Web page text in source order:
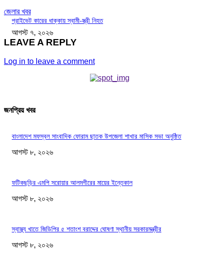
জেলার খবর
প্রাইভেট কারের ধাক্কায় স্বামী-স্ত্রী নিহত
আগস্ট ৭, ২০২৬
LEAVE A REPLY
Log in to leave a comment
জনপ্রিয় খবর
বাংলাদেশ মফস্বল সাংবাদিক ফোরাম ছাতক উপজেলা শাখার মাসিক সভা অনুষ্ঠিত
আগস্ট ৮, ২০২৬
ফটিকছড়ির এমপি সরোয়ার আলমগীরের মায়ের ইন্তেকাল
আগস্ট ৮, ২০২৬
স্বাস্থ্য খাতে জিডিপির ৫ শতাংশ বরাদ্দের ঘোষণা স্থানীয় সরকারমন্ত্রীর
আগস্ট ৮, ২০২৬